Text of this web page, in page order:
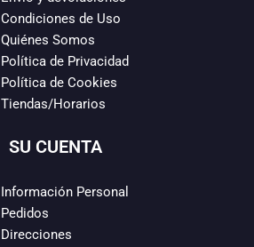
Condiciones de Uso
Quiénes Somos
Política de Privacidad
Política de Cookies
Tiendas/Horarios
SU CUENTA
Información Personal
Pedidos
Direcciones